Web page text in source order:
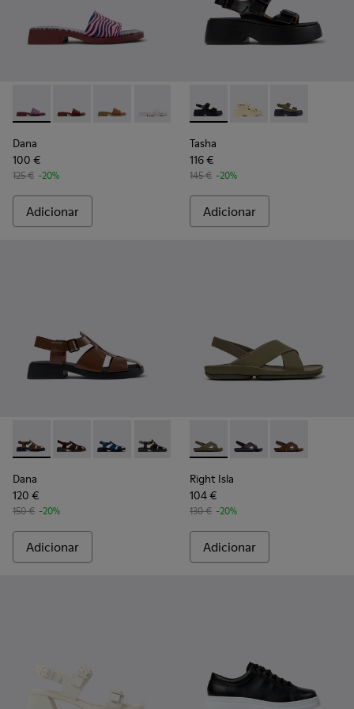
Dana - K201740-015 - Sandálias de couro azuis para mulher.
Dana - K201740-014
Dana - K201740-011
Dana - K201740-008
Dana - K201740-004
Dana - K201740-001
Dana
100 €
125 € -20%
Adicionar
Tasha - K201712-001 -
Tasha - K201712-005
Tasha -
Tasha
116 €
145 € -20%
Adicionar
Dana - K201489-010 - Sandálias de pele castanhas para
Dana - K201489-012
Dana - K201489-011 - Sandálias de pele azuis
Dana - K201489-001
Dana
120 €
150 € -20%
Adicionar
Right Isla - K201926-004 -
Right Isla -Right Isla -
Right Isla
104 €
130 € -20%
Adicionar